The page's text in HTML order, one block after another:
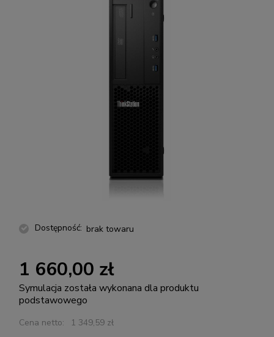
Dostępność: brak towaru
1 660,00 zł
Symulacja została wykonana dla produktu
podstawowego
Cena netto: 1 349,59 zł